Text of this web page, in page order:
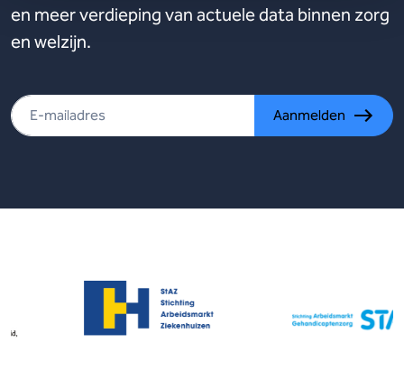
en meer verdieping van actuele data binnen zorg
en welzijn.
Aanmelden